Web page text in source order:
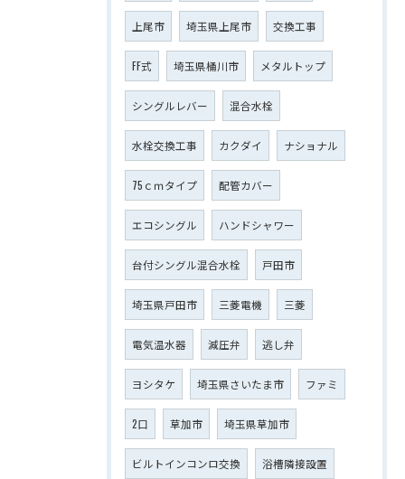
上尾市 埼玉県上尾市 交換工事
FF式 埼玉県桶川市 メタルトップ
シングルレバー 混合水栓
水栓交換工事 カクダイ ナショナル
75ｃｍタイプ 配管カバー
エコシングル ハンドシャワー
台付シングル混合水栓 戸田市
埼玉県戸田市 三菱電機 三菱
電気温水器 減圧弁 逃し弁
ヨシタケ 埼玉県さいたま市 ファミ
2口 草加市 埼玉県草加市
ビルトインコンロ交換 浴槽隣接設置